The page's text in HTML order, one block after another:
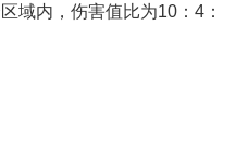
域内，伤害值比为10：4：